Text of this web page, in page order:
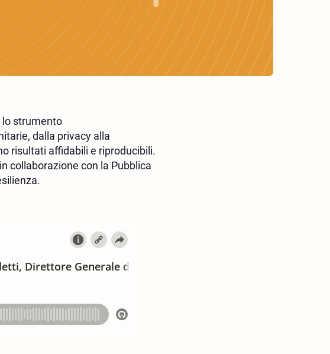
lo strumento
dalla privacy alla
risultati affidabili e riproducibili.
collaborazione con la Pubblica